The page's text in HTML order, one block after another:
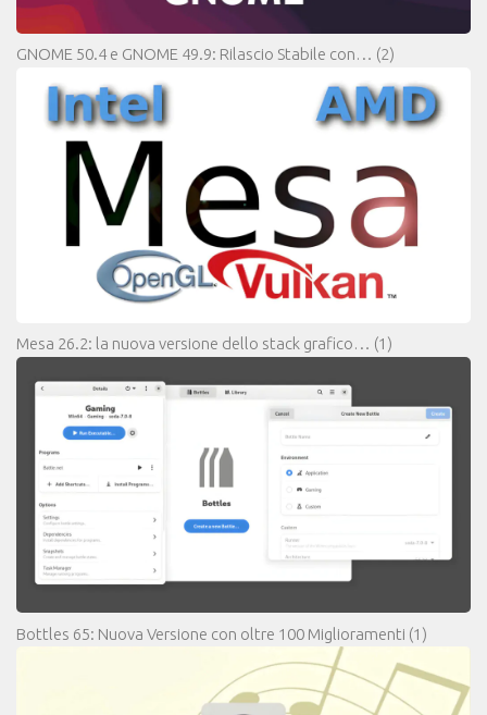
GNOME 50.4 e GNOME 49.9: Rilascio Stabile con… (2)
Mesa 26.2: la nuova versione dello stack grafico… (1)
Bottles 65: Nuova Versione con oltre 100 Miglioramenti (1)